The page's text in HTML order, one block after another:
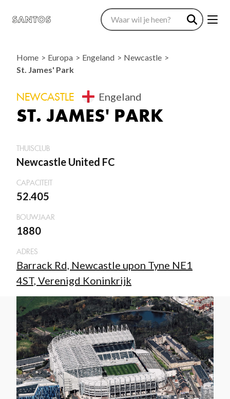
Home Europa Engeland
Newcastle
St. James' Park
NEWCASTLE Engeland
ST. JAMES' PARK
THUISCLUB
Newcastle United FC
CAPACITEIT
52.405
BOUWJAAR
1880
ADRES
Barrack Rd, Newcastle upon Tyne NE1
4ST, Verenigd Koninkrijk